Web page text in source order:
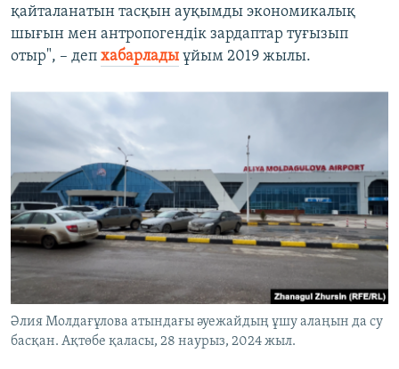
қайталанатын тасқын ауқымды экономикалық
шығын мен антропогендік зардаптар туғызып
отыр", – деп хабарлады ұйым 2019 жылы.
Әлия Молдағұлова атындағы әуежайдың ұшу алаңын да су
басқан. Ақтөбе қаласы, 28 наурыз, 2024 жыл.